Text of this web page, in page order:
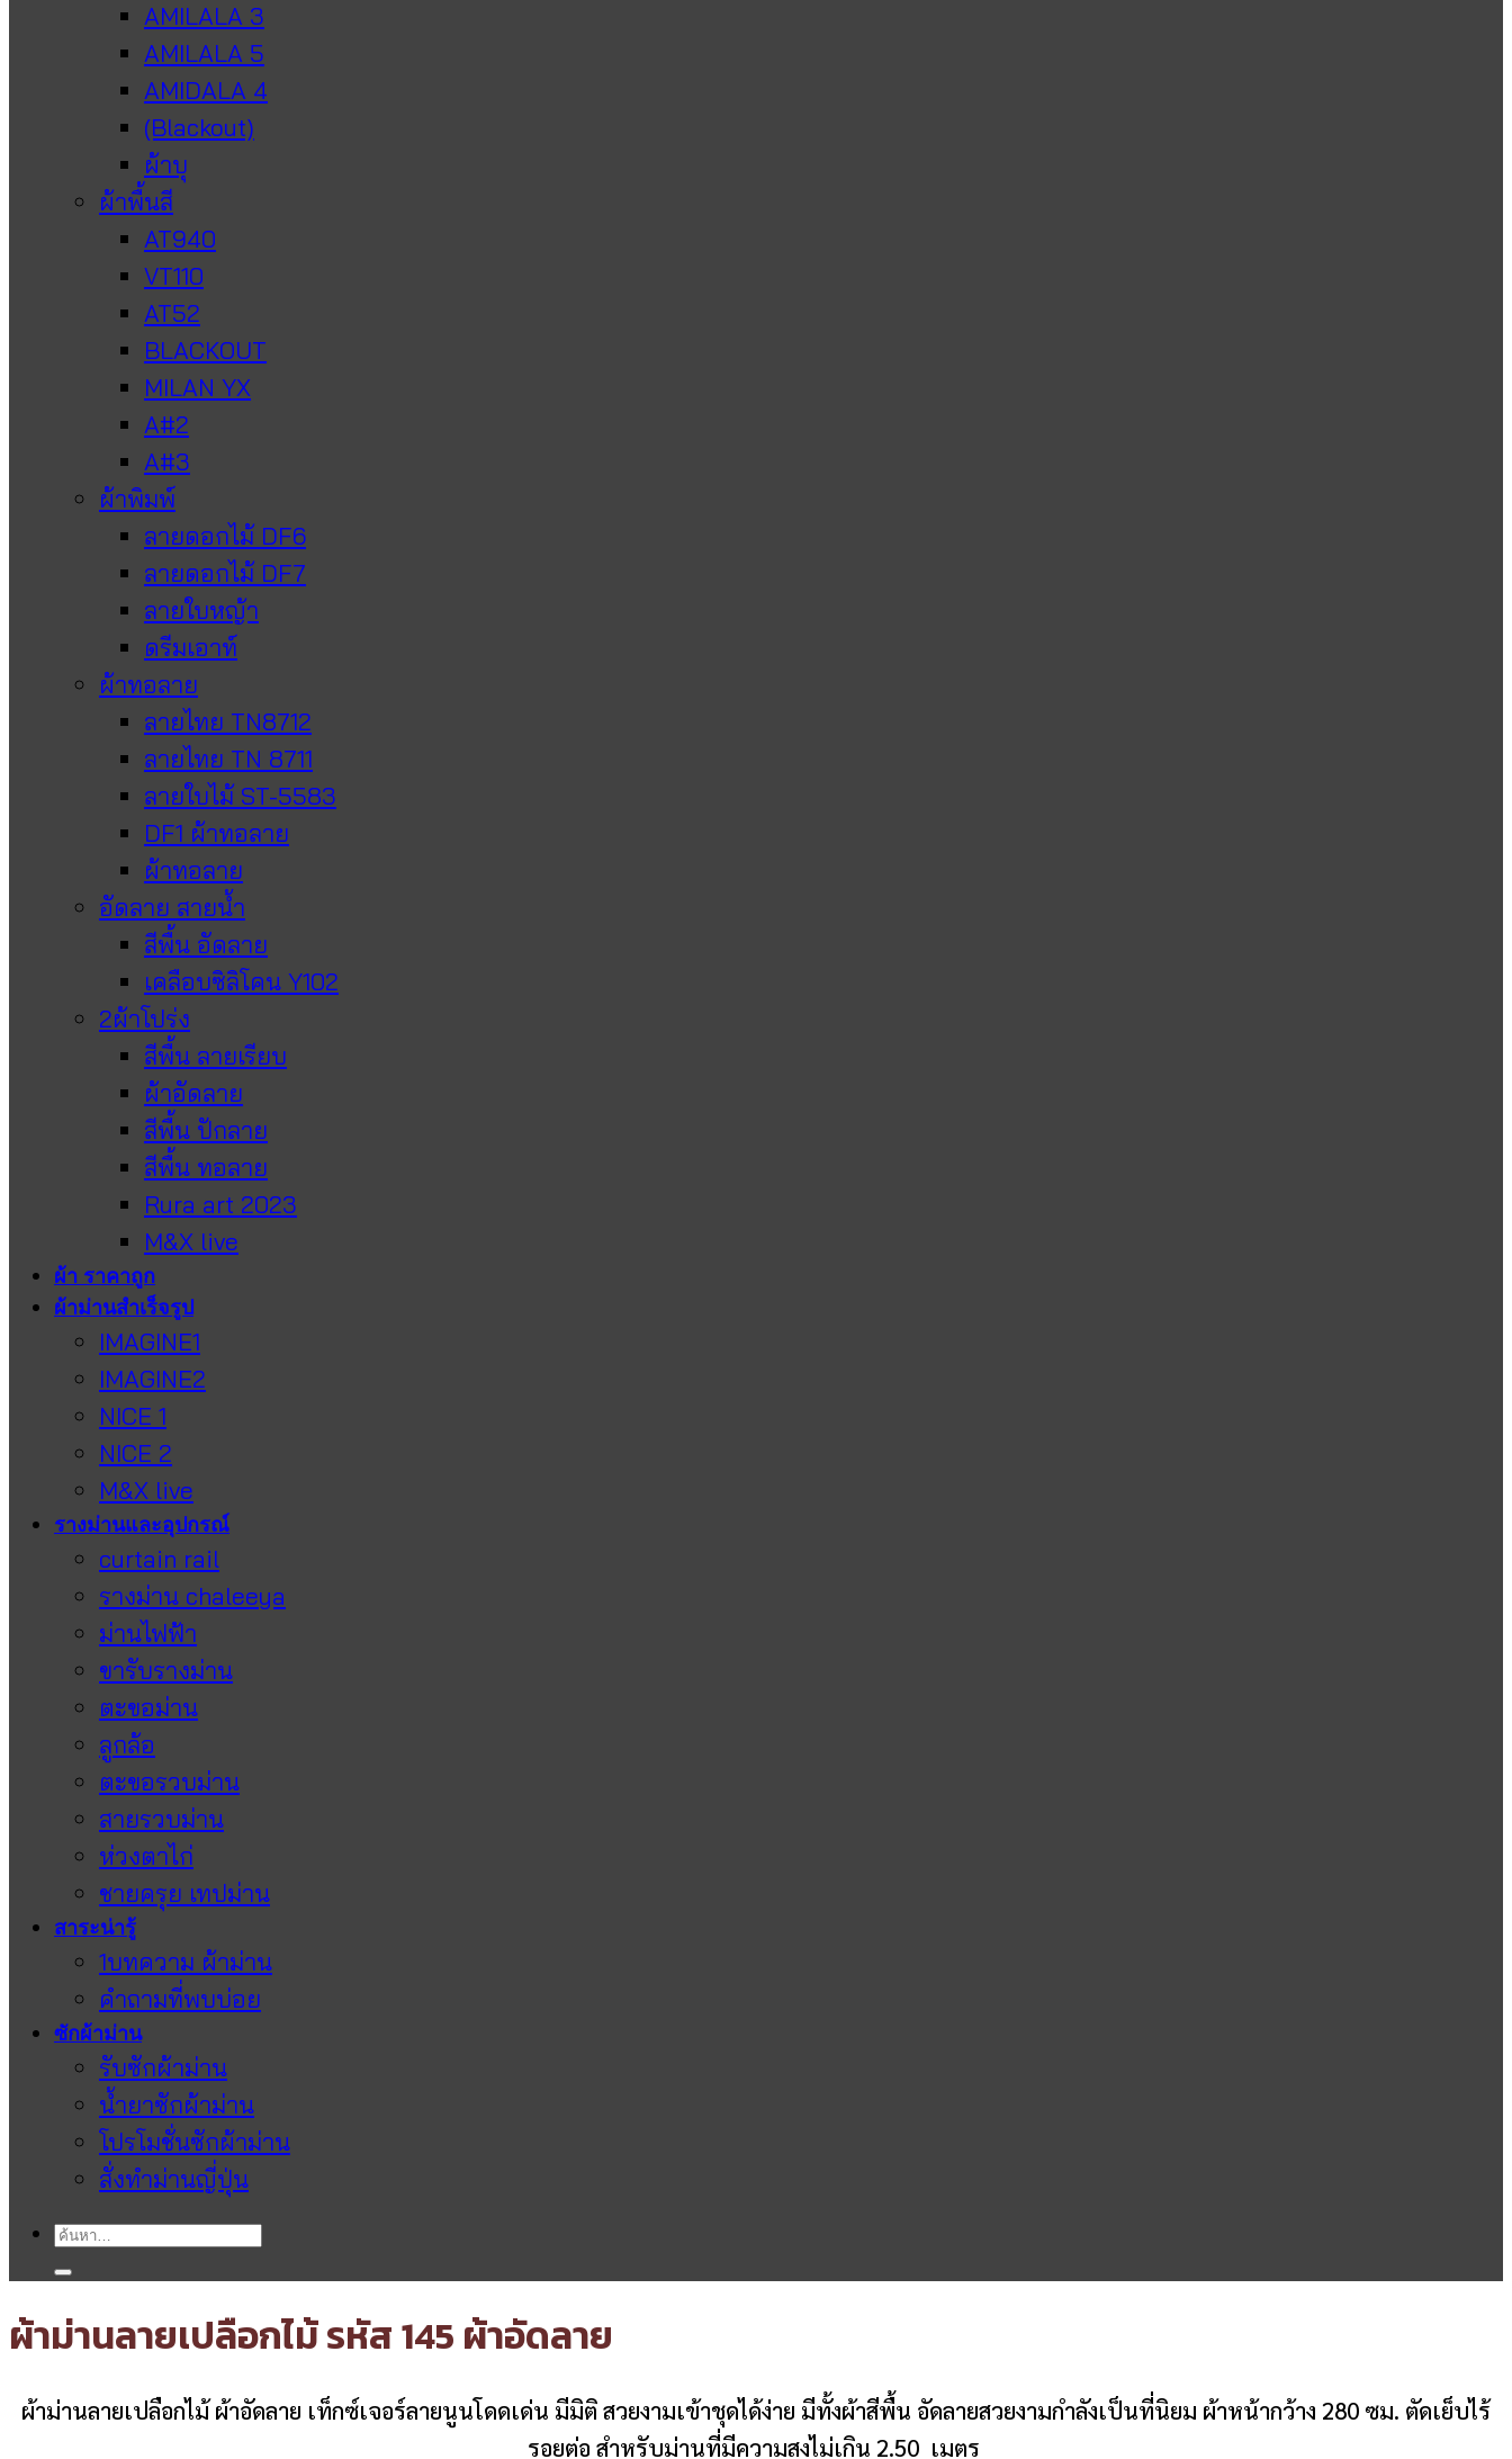
AMILALA 3
AMILALA 5
AMIDALA 4
(Blackout)
ผ้าบุ
ผ้าพื้นสี
AT940
VT110
AT52
BLACKOUT
MILAN YX
A#2
A#3
ผ้าพิมพ์
ลายดอกไม้ DF6
ลายดอกไม้ DF7
ลายใบหญ้า
ดรีมเอาท์
ผ้าทอลาย
ลายไทย TN8712
ลายไทย TN 8711
ลายใบไม้ ST-5583
DF1 ผ้าทอลาย
ผ้าทอลาย
อัดลาย สายน้ำ
สีพื้น อัดลาย
เคลือบซิลิโคน Y102
2ผ้าโปร่ง
สีพื้น ลายเรียบ
ผ้าอัดลาย
สีพื้น ปักลาย
สีพื้น ทอลาย
Rura art 2023
M&X live
ผ้า ราคาถูก
ผ้าม่านสำเร็จรูป
IMAGINE1
IMAGINE2
NICE 1
NICE 2
M&X live
รางม่านและอุปกรณ์
curtain rail
รางม่าน chaleeya
ม่านไฟฟ้า
ขารับรางม่าน
ตะขอม่าน
ลูกล้อ
ตะขอรวบม่าน
สายรวบม่าน
ห่วงตาไก่
ชายครุย เทปม่าน
สาระน่ารู้
1บทความ ผ้าม่าน
คำถามที่พบบ่อย
ซักผ้าม่าน
รับซักผ้าม่าน
น้ำยาซักผ้าม่าน
โปรโมชั่นซักผ้าม่าน
สั่งทำม่านญี่ปุ่น
ค้นหา:
ผ้าม่านลายเปลือกไม้ รหัส 145 ผ้าอัดลาย
ผ้าม่านลายเปลือกไม้ ผ้าอัดลาย เท็กซ์เจอร์ลายนูนโดดเด่น มีมิติ สวยงามเข้าชุดได้ง่าย มีทั้งผ้าสีพื้น อัดลายสวยงามกำลังเป็นที่นิยม ผ้าหน้ากว้าง 280 ซม. ตัดเย็บไร้
รอยต่อ สำหรับม่านที่มีความสูงไม่เกิน 2.50 เมตร